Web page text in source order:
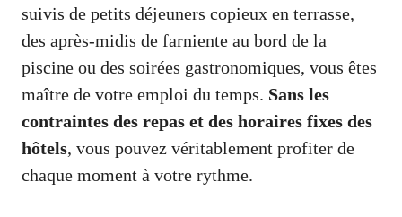
suivis de petits déjeuners copieux en terrasse,
des après-midis de farniente au bord de la
piscine ou des soirées gastronomiques, vous êtes
maître de votre emploi du temps. Sans les
contraintes des repas et des horaires fixes des
hôtels, vous pouvez véritablement profiter de
chaque moment à votre rythme.